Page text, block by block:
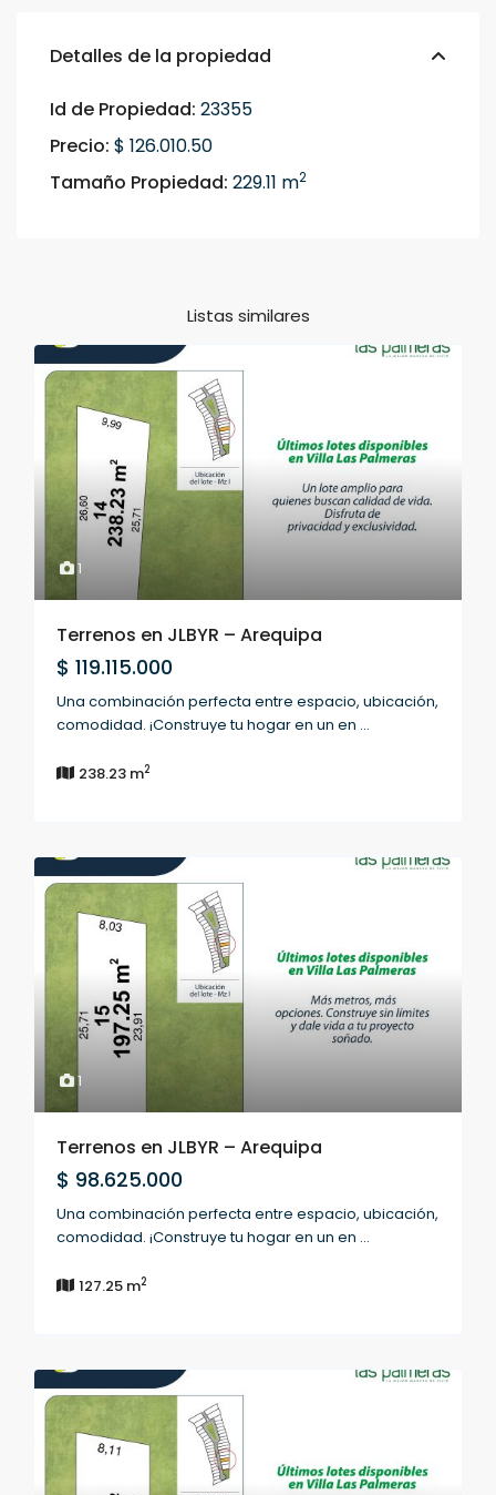
Detalles de la propiedad
Id de Propiedad: 23355
Precio: $ 126.010.50
Tamaño Propiedad: 229.11 m2
Listas similares
1
Terrenos en JLBYR – Arequipa
$ 119.115.000
Una combinación perfecta entre espacio, ubicación,
comodidad. ¡Construye tu hogar en un en ...
238.23 m2
1
Terrenos en JLBYR – Arequipa
$ 98.625.000
Una combinación perfecta entre espacio, ubicación,
comodidad. ¡Construye tu hogar en un en ...
127.25 m2